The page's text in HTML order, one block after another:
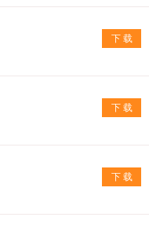
下 载
下 载
下 载